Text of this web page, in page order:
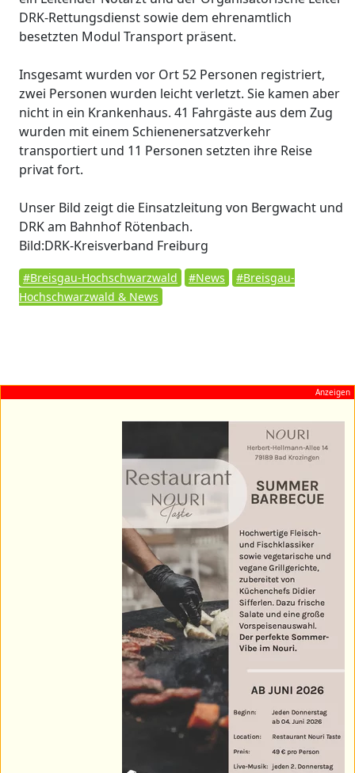
DRK-Rettungsdienst sowie dem ehrenamtlich
besetzten Modul Transport präsent.
Insgesamt wurden vor Ort 52 Personen registriert,
zwei Personen wurden leicht verletzt. Sie kamen aber
nicht in ein Krankenhaus. 41 Fahrgäste aus dem Zug
wurden mit einem Schienenersatzverkehr
transportiert und 11 Personen setzten ihre Reise
privat fort.
Unser Bild zeigt die Einsatzleitung von Bergwacht und
DRK am Bahnhof Rötenbach.
Bild:DRK-Kreisverband Freiburg
#Breisgau-Hochschwarzwald #News
#Breisgau-
Hochschwarzwald & News
Anzeigen